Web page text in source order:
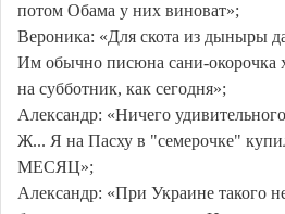
потом Обама у них виноват»;
Вероника: «Для скота из дыныры
Им обычно писюна сани-окорочка
на субботник, как сегодня»;
Александр: «Ничего
Ж... Я на Пасху в "семерочке"
МЕСЯЦ»;
Александр: «При Украине такого